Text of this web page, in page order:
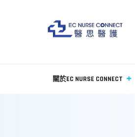
關於EC NURSE CONNECT